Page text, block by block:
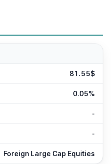
81.55$
0.05%
-
-
Foreign Large Cap Equities